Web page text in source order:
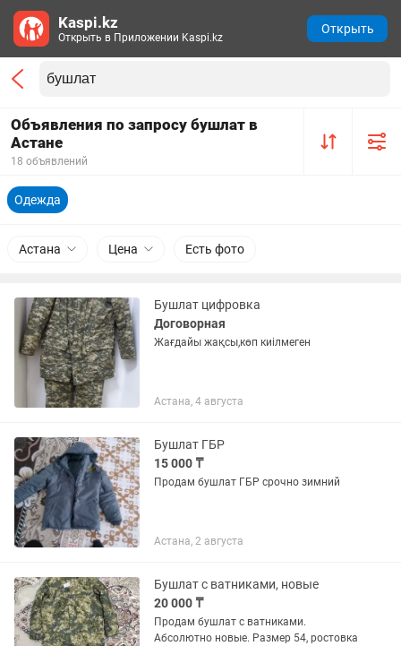
Объявления по запросу бушлат в
Астане
18 объявлений
Одежда
Астана Цена Есть фото
Бушлат цифровка
Договорная
Жағдайы жақсы,көп киілмеген
Астана, 4 августа
Бушлат ГБР
15 000 ₸
Продам бушлат ГБР срочно зимний
Астана, 2 августа
Бушлат с ватниками, новые
20 000 ₸
Продам бушлат с ватниками.
Абсолютно новые. Размер 54, ростовка
Kaspi.kz
Открыть в Приложении Kaspi.kz
Открыть